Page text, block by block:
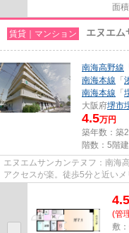
面
賃貸｜マンション エヌエム
南海高野線
南海本線 「
南海本線 「
大阪府堺市
4.5万円
築年数：築
階数：5階建
エヌエムサンカンテヌフ：南海
アクセスが楽。徒歩5分と近い
4.5
(管
敷